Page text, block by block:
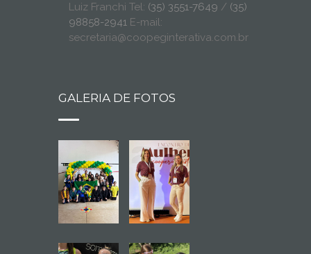
Luiz Franchi Tel: (35) 3551-7649 / (35)
98858-2941 E-mail:
secretaria@coopeginterativa.com.br
GALERIA DE FOTOS